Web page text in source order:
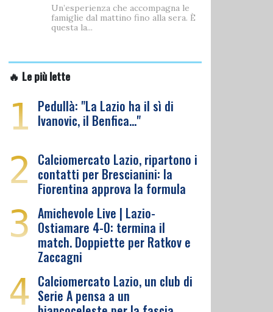
Un’esperienza che accompagna le
famiglie dal mattino fino alla sera. È
questa la...
🔥 Le più lette
1 Pedullà: "La Lazio ha il sì di
Ivanovic, il Benfica…"
2 Calciomercato Lazio, ripartono i
contatti per Brescianini: la
Fiorentina approva la formula
3 Amichevole Live | Lazio-
Ostiamare 4-0: termina il
match. Doppiette per Ratkov e
Zaccagni
4 Calciomercato Lazio, un club di
Serie A pensa a un